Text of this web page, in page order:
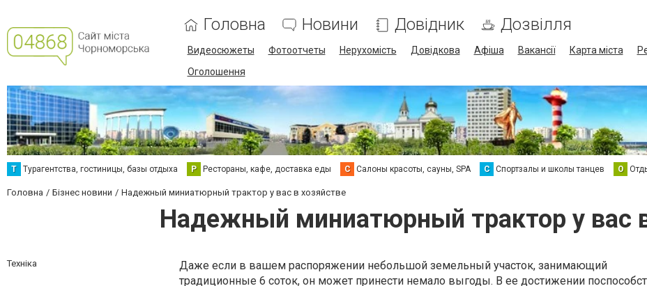
Головна Новини Довідник Дозвілля
Видеосюжеты Фотоотчеты Нерухомість Довідкова Афіша Вакансії Карта міста
Оголошення
Т Турагентства, гостиницы, базы отдыха Р Рестораны, кафе, доставка еды С Салоны красоты, сауны, SPA С Спортзалы и школы танцев О
Головна Бізнес новини Надежный миниатюрный трактор у вас в хозяйстве
Надежный миниатюрный трактор у вас
Техніка
Даже если в вашем распоряжении небольшой земельный участок, занимающий
традиционные 6 соток, он может принести немало выгоды. В ее достижении